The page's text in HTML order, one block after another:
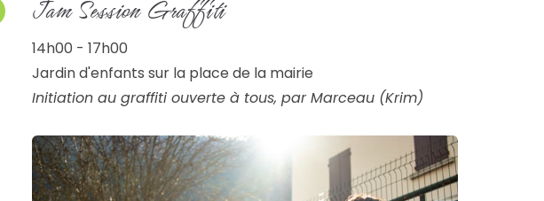
Jam Session Graffiti
14h00 - 17h00
Jardin d'enfants sur la place de la mairie
Initiation au graffiti ouverte à tous, par Marceau (Krim)